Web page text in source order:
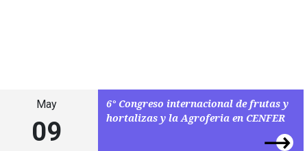
May
09
6° Congreso internacional de frutas y
hortalizas y la Agroferia en CENFER